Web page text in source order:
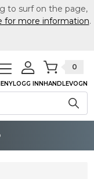
LOGG INN
0
HANDLEVOGN
to surf on the page,
for more information.